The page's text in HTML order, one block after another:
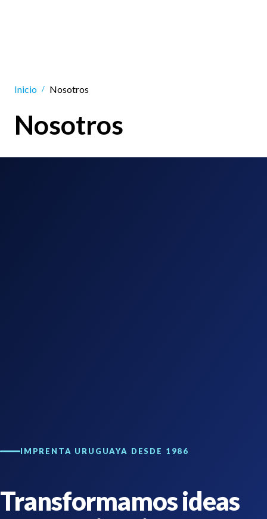
Inicio / Nosotros
Nosotros
IMPRENTA URUGUAYA DESDE 1986
Transformamos ideas